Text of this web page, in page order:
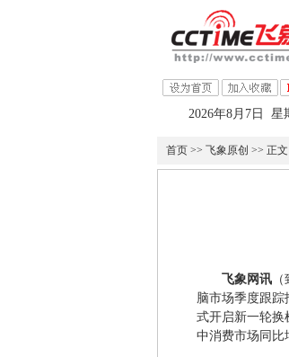
2026年8月7日 星
首页>> 飞象原创 >> 正文
飞象网讯（
脑市场季度跟
式开启新一轮换
中消费市场同比